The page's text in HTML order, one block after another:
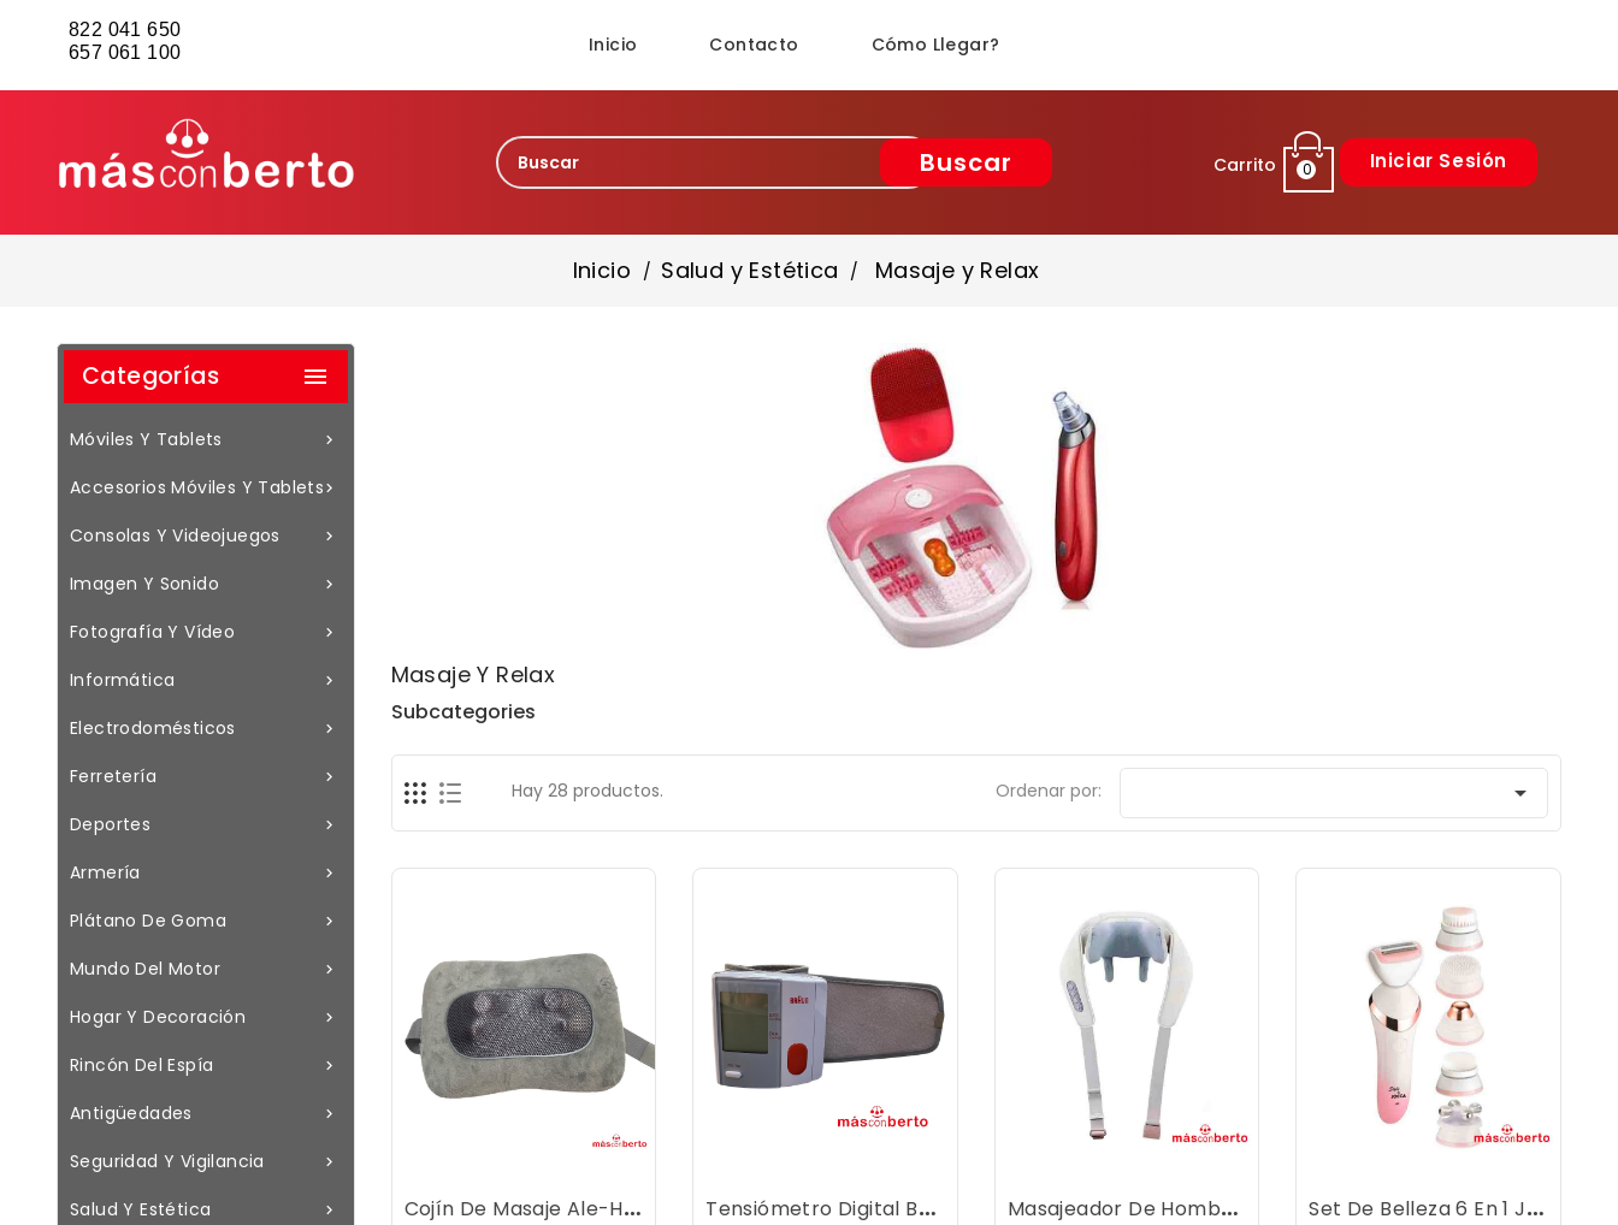
822 041 650
657 061 100
Inicio Contacto Cómo Llegar?
Iniciar Sesión
Carrito 0
Buscar
Inicio Salud y Estética Masaje y Relax
Categorías 

Móviles Y Tablets

Accesorios Móviles Y Tablets

Consolas Y Videojuegos

Imagen Y Sonido

Fotografía Y Vídeo

Informática

Electrodomésticos

Ferretería

Deportes

Armería

Plátano De Goma

Mundo Del Motor

Hogar Y Decoración

Rincón Del Espía

Antigüedades

Seguridad Y Vigilancia

Salud Y Estética
Masaje Y Relax
Subcategories
Hay 28 productos. Ordenar por: 
Cojín De Masaje Ale-Hop
Tensiómetro Digital Braun
Masajeador De Hombros Y Cuello 1.200mAh Beige...
Set De Belleza 6 En 1 Jocca 1479